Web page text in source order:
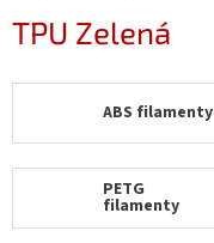
díly
TPU Zelená
ABS filamenty
PETG
filamenty